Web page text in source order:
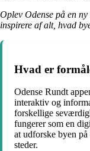
Oplev Odense på en
inspirere af alt, hvad
Hvad er
Odense Rundt
interaktiv og
forskellige
fungerer som en
at udforske byen
steder.